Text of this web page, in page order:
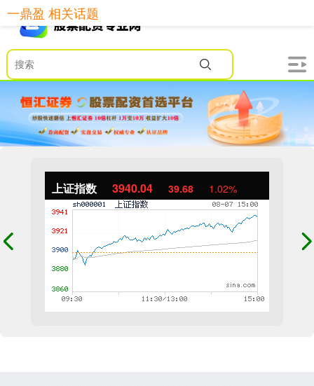
上证指数 3940.04 39.68 1.02%
一鼎盈 相关话题